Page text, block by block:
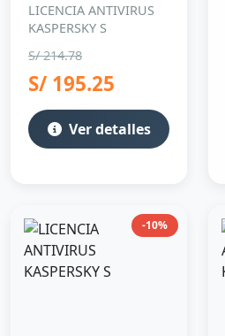
LICENCIA ANTIVIRUS
KASPERSKY S
S/ 214.78
S/ 195.25
Ver detalles
-10%